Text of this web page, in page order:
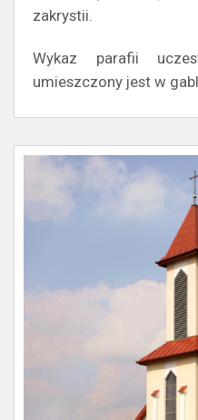
zakrystii.
Wykaz parafii
umieszczony jest w